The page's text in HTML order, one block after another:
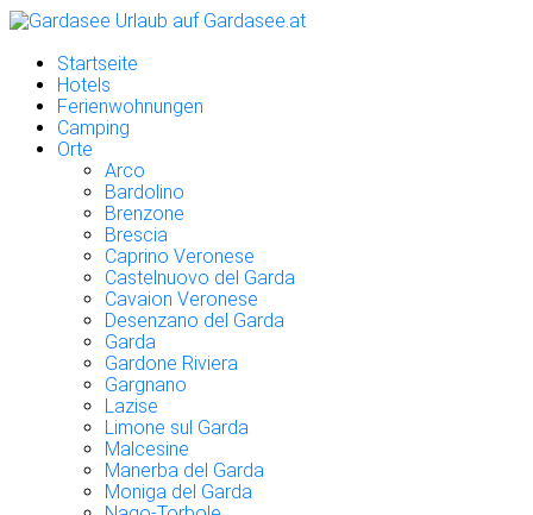
Startseite
Hotels
Ferienwohnungen
Camping
Orte
Arco
Bardolino
Brenzone
Brescia
Caprino Veronese
Castelnuovo del Garda
Cavaion Veronese
Desenzano del Garda
Garda
Gardone Riviera
Gargnano
Lazise
Limone sul Garda
Malcesine
Manerba del Garda
Moniga del Garda